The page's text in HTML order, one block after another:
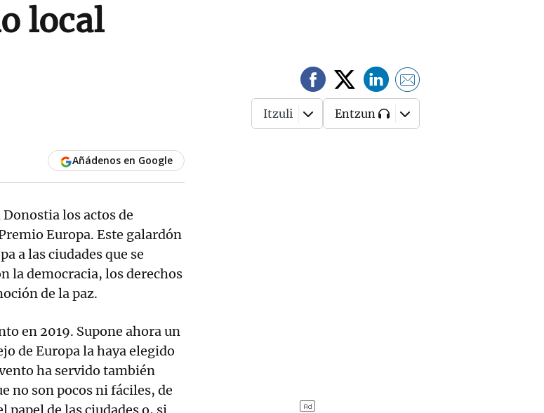
local
Itzuli Entzun
Añádenos en Google
los actos de
Europa. Este galardón
a las ciudades que se
la democracia, los derechos
de la paz.
en 2019. Supone ahora un
de Europa la haya elegido
ha servido también
no son pocos ni fáciles, de